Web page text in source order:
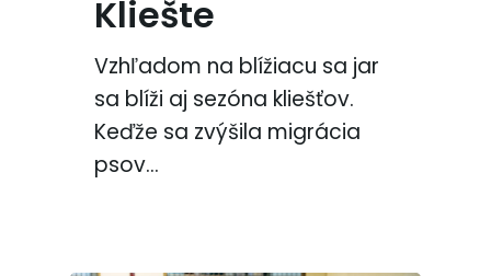
Kliešte
Vzhľadom na blížiacu sa jar
sa blíži aj sezóna kliešťov.
Keďže sa zvýšila migrácia
psov…